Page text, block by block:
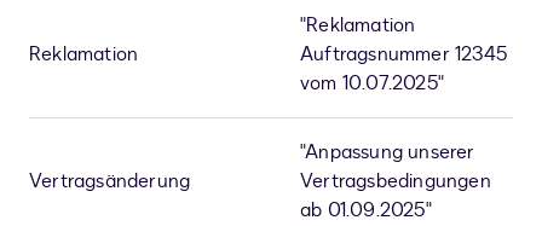
Reklamation
"Reklamation
Auftragsnummer 12345
vom 10.07.2025"
Vertragsänderung
"Anpassung unserer
Vertragsbedingungen
ab 01.09.2025"